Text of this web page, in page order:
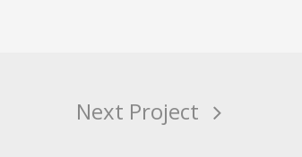
Next Project